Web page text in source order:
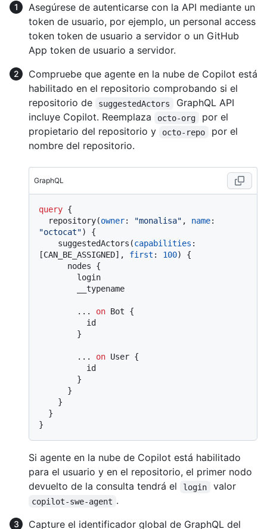
Asegúrese de autenticarse con la API mediante un
token de usuario, por ejemplo, un personal access
token token de usuario a servidor o un GitHub
App token de usuario a servidor.
Compruebe que agente en la nube de Copilot está
habilitado en el repositorio comprobando si el
repositorio de
suggestedActors
GraphQL API
incluye Copilot. Reemplaza
octo-org
por el
propietario del repositorio y
octo-repo
por el
nombre del repositorio.
GraphQL
query {
  repository
(owner: "monalisa" , name:
"octocat")
{
    suggestedActors
(capabilities :
[CAN_BE_ASSIGNED] , first : 100)
{
      nodes
{
... on Bot {
}
... on User {
}
}
}
}
}
Si agente en la nube de Copilot está habilitado
para el usuario y en el repositorio, el primer nodo
devuelto de la consulta tendrá el
login valor
copilot-swe-agent .
Capture el identificador global de GraphQL del